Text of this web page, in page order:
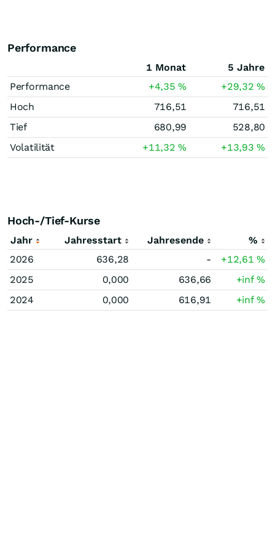
Performance
1 Monat
5 Jahre
Performance
+4,35% +29,32%
Hoch
716,51
716,51
Tief
680,99
528,80
Volatilität
+11,32% +13,93%
Hoch-/Tief-Kurse
Jahr Jahresstart Jahresende
%
2026
636,28 - +12,61%
2025
0,000 636,66 +inf%
2024
0,000 616,91 +inf%